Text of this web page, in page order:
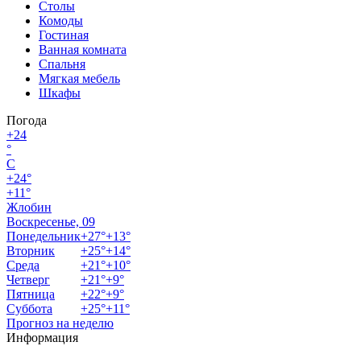
Столы
Комоды
Гостиная
Ванная комната
Спальня
Мягкая мебель
Шкафы
Погода
+24
°
C
+24°
+11°
Жлобин
Воскресенье, 09
Понедельник+27°+13°
Вторник
+25°+14°
Среда
+21°+10°
Четверг
+21°+9°
Пятница
+22°+9°
Суббота
+25°+11°
Прогноз на неделю
Информация